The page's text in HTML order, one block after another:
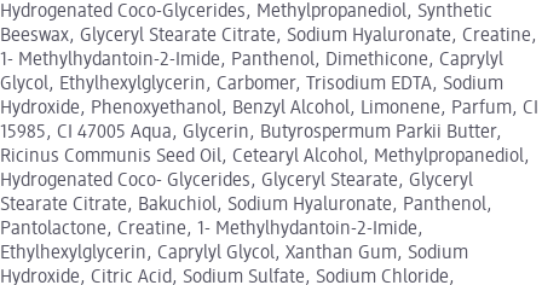
Hydrogenated Coco-Glycerides, Methylpropanediol, Synthetic
Beeswax, Glyceryl Stearate Citrate, Sodium Hyaluronate, Creatine,
1- Methylhydantoin-2-Imide, Panthenol, Dimethicone, Caprylyl
Glycol, Ethylhexylglycerin, Carbomer, Trisodium EDTA, Sodium
Hydroxide, Phenoxyethanol, Benzyl Alcohol, Limonene, Parfum, CI
15985, CI 47005 Aqua, Glycerin, Butyrospermum Parkii Butter,
Ricinus Communis Seed Oil, Cetearyl Alcohol, Methylpropanediol,
Hydrogenated Coco- Glycerides, Glyceryl Stearate, Glyceryl
Stearate Citrate, Bakuchiol, Sodium Hyaluronate, Panthenol,
Pantolactone, Creatine, 1- Methylhydantoin-2-Imide,
Ethylhexylglycerin, Caprylyl Glycol, Xanthan Gum, Sodium
Hydroxide, Citric Acid, Sodium Sulfate, Sodium Chloride,